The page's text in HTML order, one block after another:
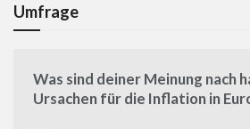
Umfrage
Was sind deiner Meinung nach
Ursachen für die Inflation in